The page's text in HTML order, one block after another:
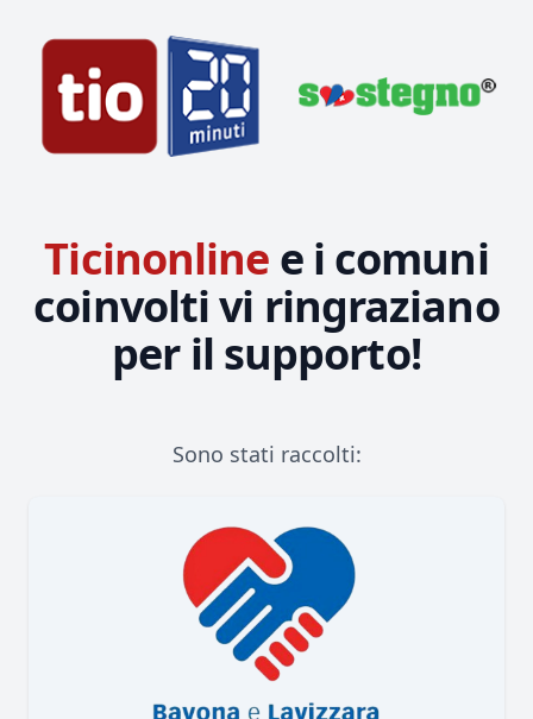
Ticinonline e i comuni
coinvolti vi ringraziano
per il supporto!
Sono stati raccolti: